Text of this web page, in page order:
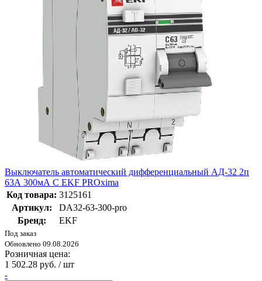
Выключатель автоматический дифференциальный АД-32 2п
63А 300мА С EKF PROxima
Код товара: 3125161
Артикул:
DA32-63-300-pro
Бренд:
EKF
Под заказ
Обновлено 09.08.2026
Розничная цена:
1 502.28 руб. / шт
-